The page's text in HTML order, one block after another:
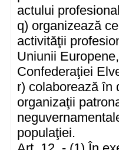
actului
q) organizează
activităţii
Uniunii
Confederaţiei
r) colaborează în
organizaţii
populaţiei.